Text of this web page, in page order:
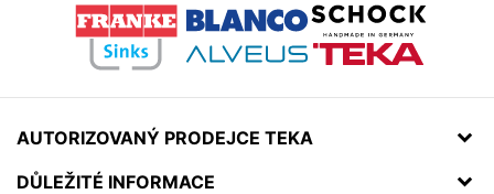
AUTORIZOVANÝ PRODEJCE TEKA
DŮLEŽITÉ INFORMACE